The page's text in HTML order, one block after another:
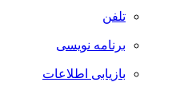
تلفن
برنامه نویسی
بازیابی اطلاعات